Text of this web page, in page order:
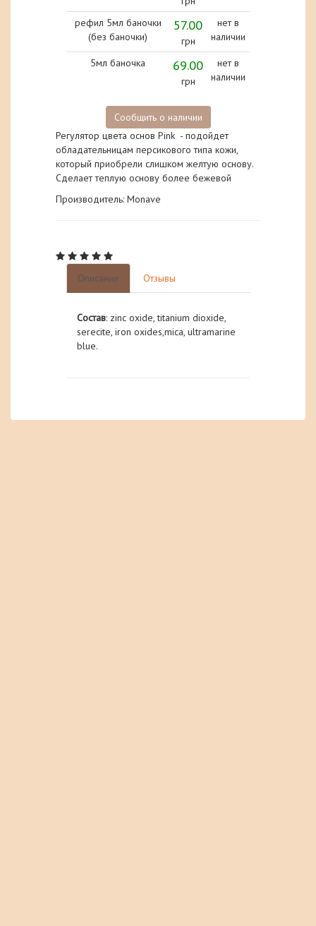
рефил 5мл баночки
(без баночки)
57.00
грн
нет в
наличии
5мл баночка 69.00
грн
нет в
наличии
Сообщить о наличии
Регулятор цвета основ Pink - подойдет
обладательницам персикового типа кожи,
который приобрели слишком желтую основу.
Сделает теплую основу более бежевой
Производитель: Monave
Описание Отзывы
Состав: zinc oxide, titanium dioxide,
serecite, iron oxides,mica, ultramarine
blue.